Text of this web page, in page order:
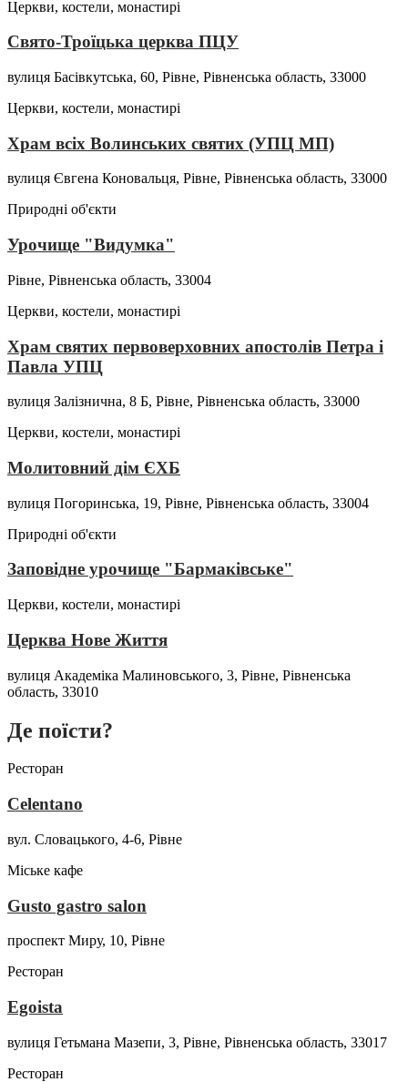
Церкви, костели, монастирі
Свято-Троїцька церква ПЦУ
вулиця Басівкутська, 60, Рівне, Рівненська область, 33000
Церкви, костели, монастирі
Храм всіх Волинських святих (УПЦ МП)
вулиця Євгена Коновальця, Рівне, Рівненська область, 33000
Природні об'єкти
Урочище "Видумка"
Рівне, Рівненська область, 33004
Церкви, костели, монастирі
Храм святих первоверховних апостолів Петра і
Павла УПЦ
вулиця Залізнична, 8 Б, Рівне, Рівненська область, 33000
Церкви, костели, монастирі
Молитовний дім ЄХБ
вулиця Погоринська, 19, Рівне, Рівненська область, 33004
Природні об'єкти
Заповідне урочище "Бармаківське"
Церкви, костели, монастирі
Церква Нове Життя
вулиця Академіка Малиновського, 3, Рівне, Рівненська
область, 33010
Де поїсти?
Ресторан
Celentano
вул. Словацького, 4-6, Рівне
Міське кафе
Gusto gastro salon
проспект Миру, 10, Рівне
Ресторан
Egoista
вулиця Гетьмана Мазепи, 3, Рівне, Рівненська область, 33017
Ресторан